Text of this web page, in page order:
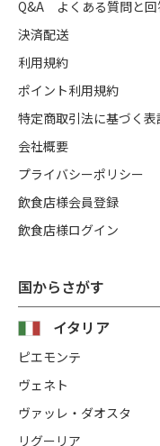
国からさがす
イタリア
ピエモンテ
ヴェネト
ヴァッレ・ダオスタ
リグーリア
Q&A よくある質問と回
決済配送
利用規約
ポイント利用規約
特定商取引法に基づく表
会社概要
プライバシーポリシー
飲食店様会員登録
飲食店様ログイン